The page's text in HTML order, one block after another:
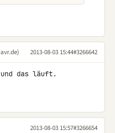
2013-08-03 15:44#3266642
und das läuft.
2013-08-03 15:57#3266654